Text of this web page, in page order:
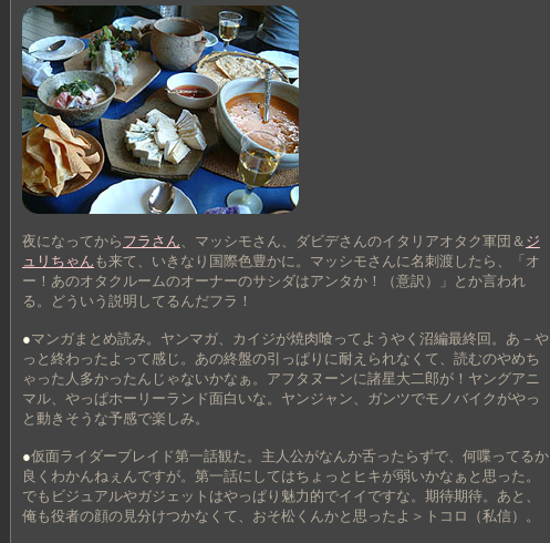
夜になってから フラさん、マッシモさん、ダビデさんのイタリアオタク軍団＆ ジ
ュリちゃん も来て、いきなり国際色豊かに。マッシモさんに名刺渡したら、「オ
ー！あのオタクルームのオーナーのサシダはアンタか！（意訳）」とか言われ
る。どういう説明してるんだフラ！
●マンガまとめ読み。ヤンマガ、カイジが焼肉喰ってようやく沼編最終回。あ－や
っと終わったよって感じ。あの終盤の引っぱりに耐えられなくて、読むのやめち
ゃった人多かったんじゃないかなぁ。アフタヌーンに諸星大二郎が！ヤングアニ
マル、やっぱホーリーランド面白いな。ヤンジャン、ガンツでモノバイクがやっ
と動きそうな予感で楽しみ。
●仮面ライダーブレイド第一話観た。主人公がなんか舌ったらずで、何喋ってるか
良くわかんねぇんですが。第一話にしてはちょっとヒキが弱いかなぁと思った。
でもビジュアルやガジェットはやっぱり魅力的でイイですな。期待期待。あと、
俺も役者の顔の見分けつかなくて、おそ松くんかと思ったよ＞トコロ（私信）。